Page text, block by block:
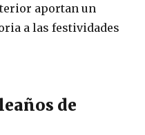
aportan un
a las festividades
de